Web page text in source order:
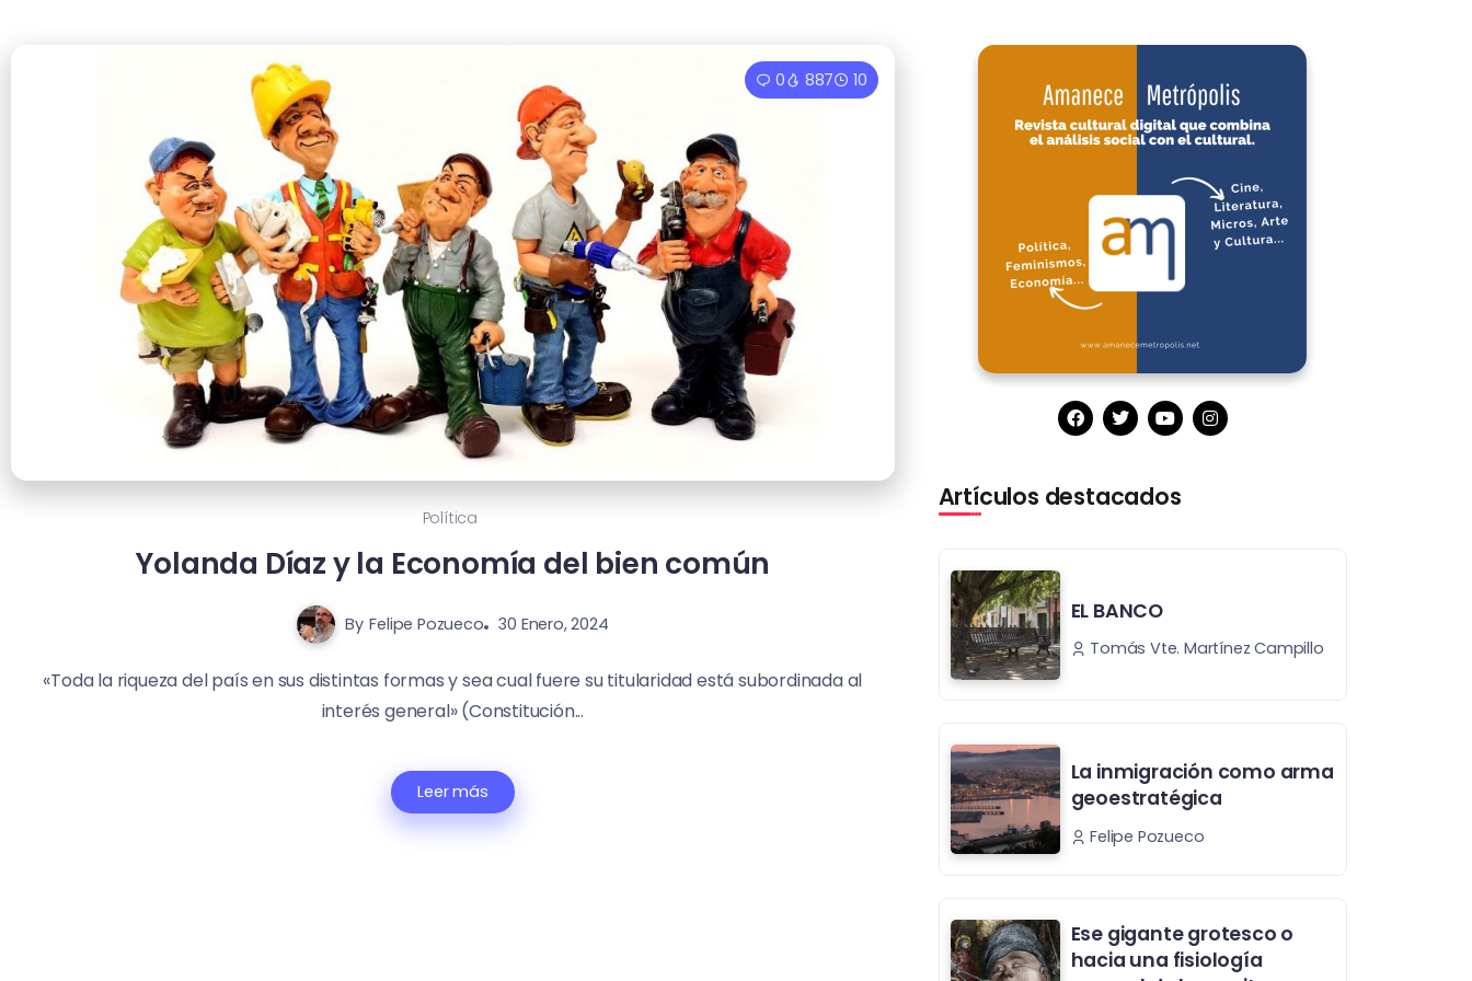
0 887 10
Política
Yolanda Díaz y la Economía del bien común
By Felipe Pozueco 30 Enero, 2024
«Toda la riqueza del país en sus distintas formas y sea cual fuere su titularidad está subordinada al
interés general» (Constitución...
Leer más
Artículos destacados
EL BANCO
Tomás Vte. Martínez Campillo
La inmigración como arma
geoestratégica
Felipe Pozueco
Ese gigante grotesco o
hacia una fisiología